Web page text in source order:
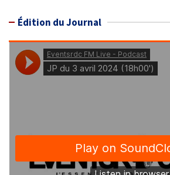
Édition du Journal